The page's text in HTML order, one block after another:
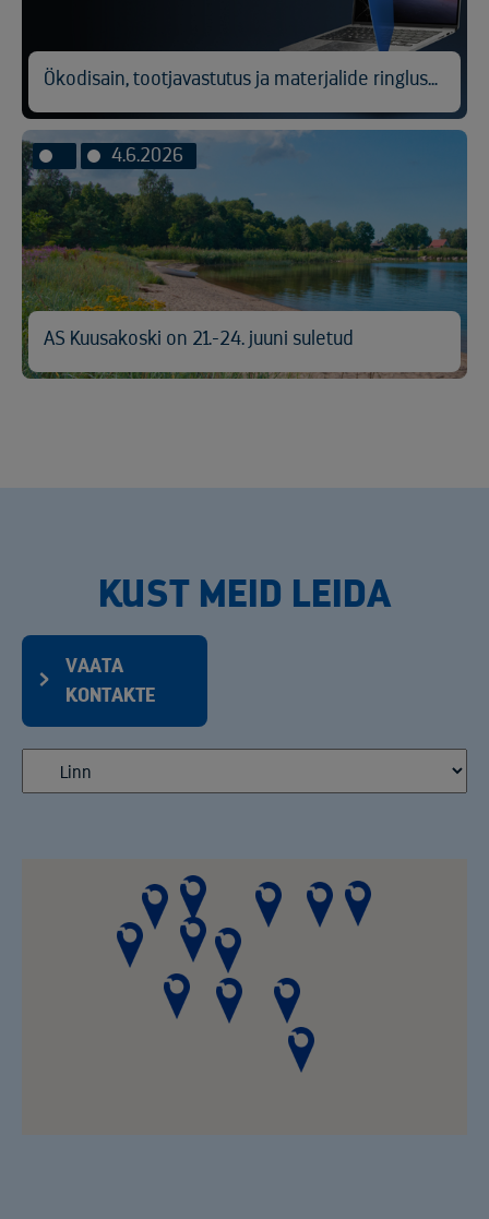
Ökodisain, tootjavastutus ja materjalide ringlussevõtt
4.6.2026
AS Kuusakoski on 21.-24. juuni suletud
KUST MEID LEIDA
VAATA
KONTAKTE